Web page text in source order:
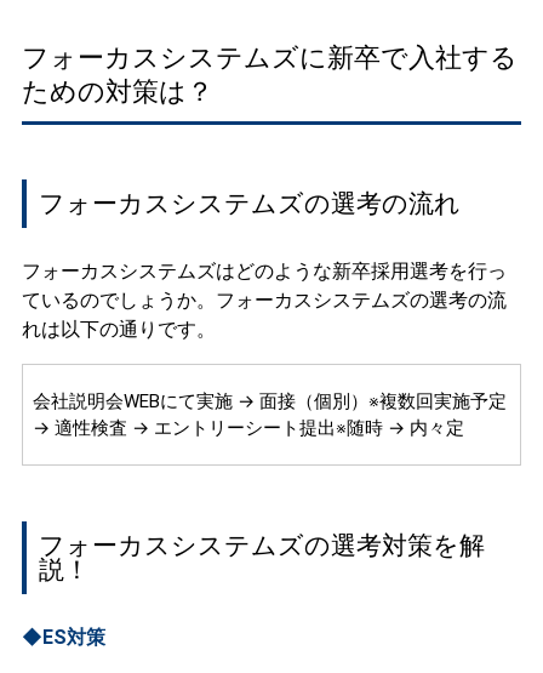
フォーカスシステムズに新卒で入社する
ための対策は？
フォーカスシステムズの選考の流れ
フォーカスシステムズはどのような新卒採用選考を行っ
ているのでしょうか。フォーカスシステムズの選考の流
れは以下の通りです。
会社説明会WEBにて実施 → 面接（個別）※複数回実施予定
→ 適性検査 → エントリーシート提出※随時 → 内々定
フォーカスシステムズの選考対策を解
説！
◆ES対策